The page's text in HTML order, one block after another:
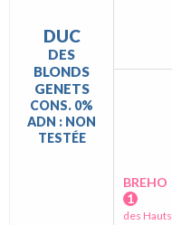
DUC
DES
BLONDS
GENETS
CONS. 0%
ADN : NON
TESTÉE
BREHO
1
des Hauts